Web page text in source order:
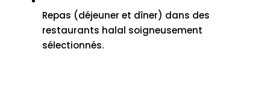
Repas (déjeuner et dîner) dans des
restaurants halal soigneusement
sélectionnés.